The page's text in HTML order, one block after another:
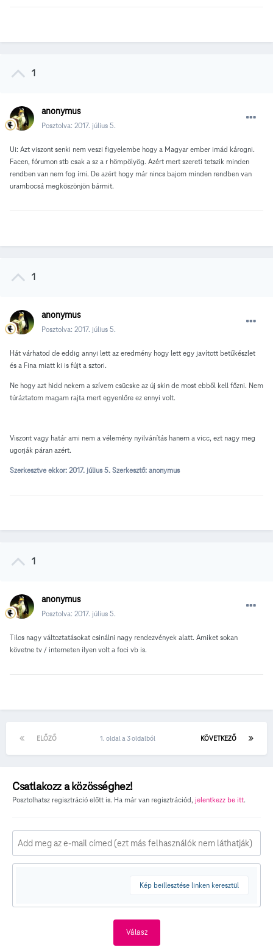
1
anonymus
Posztolva: 2017. július 5.
Ui: Azt viszont senki nem veszi figyelembe hogy a Magyar ember imád károgni.
Facen, fórumon stb csak a sz a r hömpölyög. Azért mert szereti tetszik minden
rendben van nem fog írni. De azért hogy már nincs bajom minden rendben van
urambocsá megköszönjön bármit.
1
anonymus
Posztolva: 2017. július 5.
Hát várhatod de eddig annyi lett az eredmény hogy lett egy javított betűkészlet
és a Fina miatt ki is fújt a sztori.
Ne hogy azt hidd nekem a szívem csücske az új skin de most ebből kell főzni. Nem
túráztatom magam rajta mert egyenlőre ez ennyi volt.
Viszont vagy határ ami nem a vélemény nyilvánítás hanem a vicc, ezt nagy meg
ugorják páran azért.
Szerkesztve ekkor: 2017. július 5. Szerkesztő: anonymus
1
anonymus
Posztolva: 2017. július 5.
Tilos nagy változtatásokat csinálni nagy rendezvények alatt. Amiket sokan
követne tv / interneten ilyen volt a foci vb is.
ELŐZŐ KÖVETKEZŐ
1. oldal a 3 oldalból
Csatlakozz a közösséghez!
Posztolhatsz regisztráció előtt is. Ha már van regisztrációd, jelentkezz be itt.
Kép beillesztése linken keresztül
Válasz